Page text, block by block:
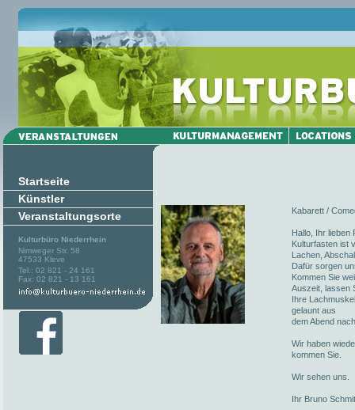
Startseite
Künstler
Veranstaltungsorte
Kulturbüro Niederrhein
Nimweger Str. 58
47533 Kleve
Tel.: 02 821 - 24 161
Fax: 02 821 - 13 161
Kabarett /
Hallo, Ihr lieben
Kulturfasten ist
Lachen,
Dafür sorgen
Kommen Sie
Auszeit, lassen
Ihre
gelaunt aus
dem Abend
Wir haben
kommen Sie.
Wir sehen uns.
Ihr Bruno